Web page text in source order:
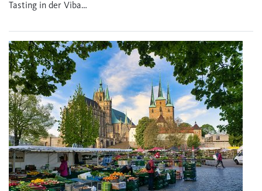
Tasting in der Viba…